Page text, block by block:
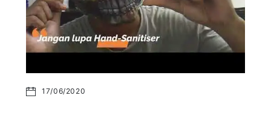
17/06/2020